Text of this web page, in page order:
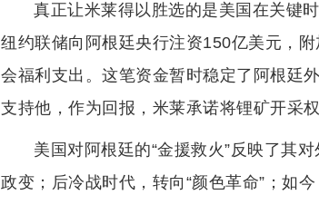
真正让米莱得以胜选的是美国在关键
纽约联储向阿根廷央行注资150亿美元，
会福利支出。这笔资金暂时稳定了阿根廷
支持他，作为回报，米莱承诺将锂矿开采
美国对阿根廷的“金援救火”反映了其
政变；后冷战时代，转向“颜色革命”；如